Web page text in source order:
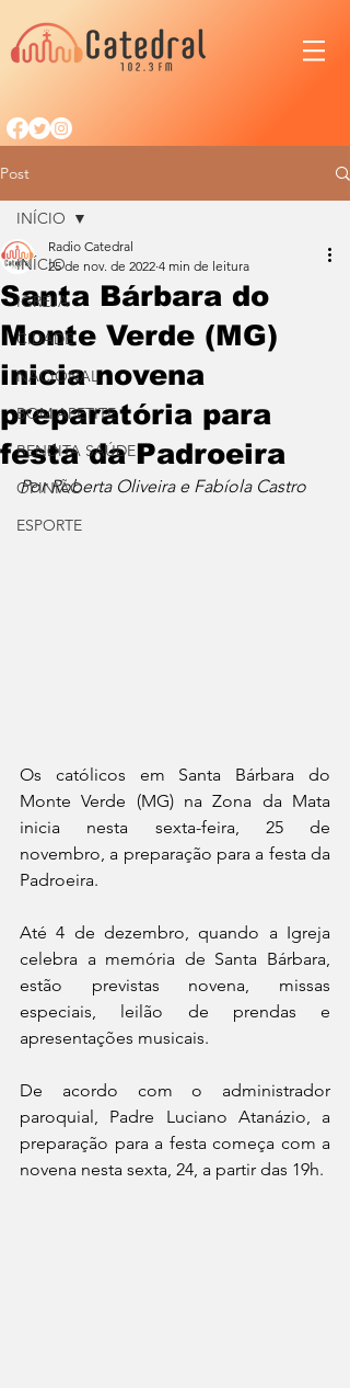
Post
INÍCIO
IGREJA
CIDADE
NACIONAL
BOM APETITE
BENDITA SAÚDE
OPINIÃO
ESPORTE
INÍCIO
Santa Bárbara do
Monte Verde (MG)
inicia novena
preparatória para
festa da Padroeira
Radio Catedral
25 de nov. de 2022 4 min de leitura
Por Roberta Oliveira e Fabíola Castro
Os católicos em Santa Bárbara do
Monte Verde (MG) na Zona da Mata
inicia nesta sexta-feira, 25 de
novembro, a preparação para a festa da
Padroeira.
Até 4 de dezembro, quando a Igreja
celebra a memória de Santa Bárbara,
estão previstas novena, missas
especiais, leilão de prendas e
apresentações musicais.
De acordo com o administrador
paroquial, Padre Luciano Atanázio, a
preparação para a festa começa com a
novena nesta sexta, 24, a partir das 19h.